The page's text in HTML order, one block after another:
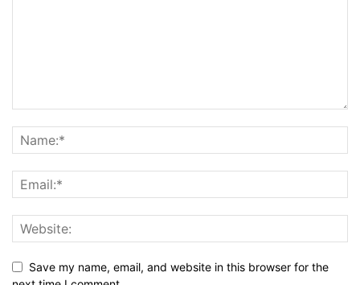
Save my name, email, and website in this browser for the